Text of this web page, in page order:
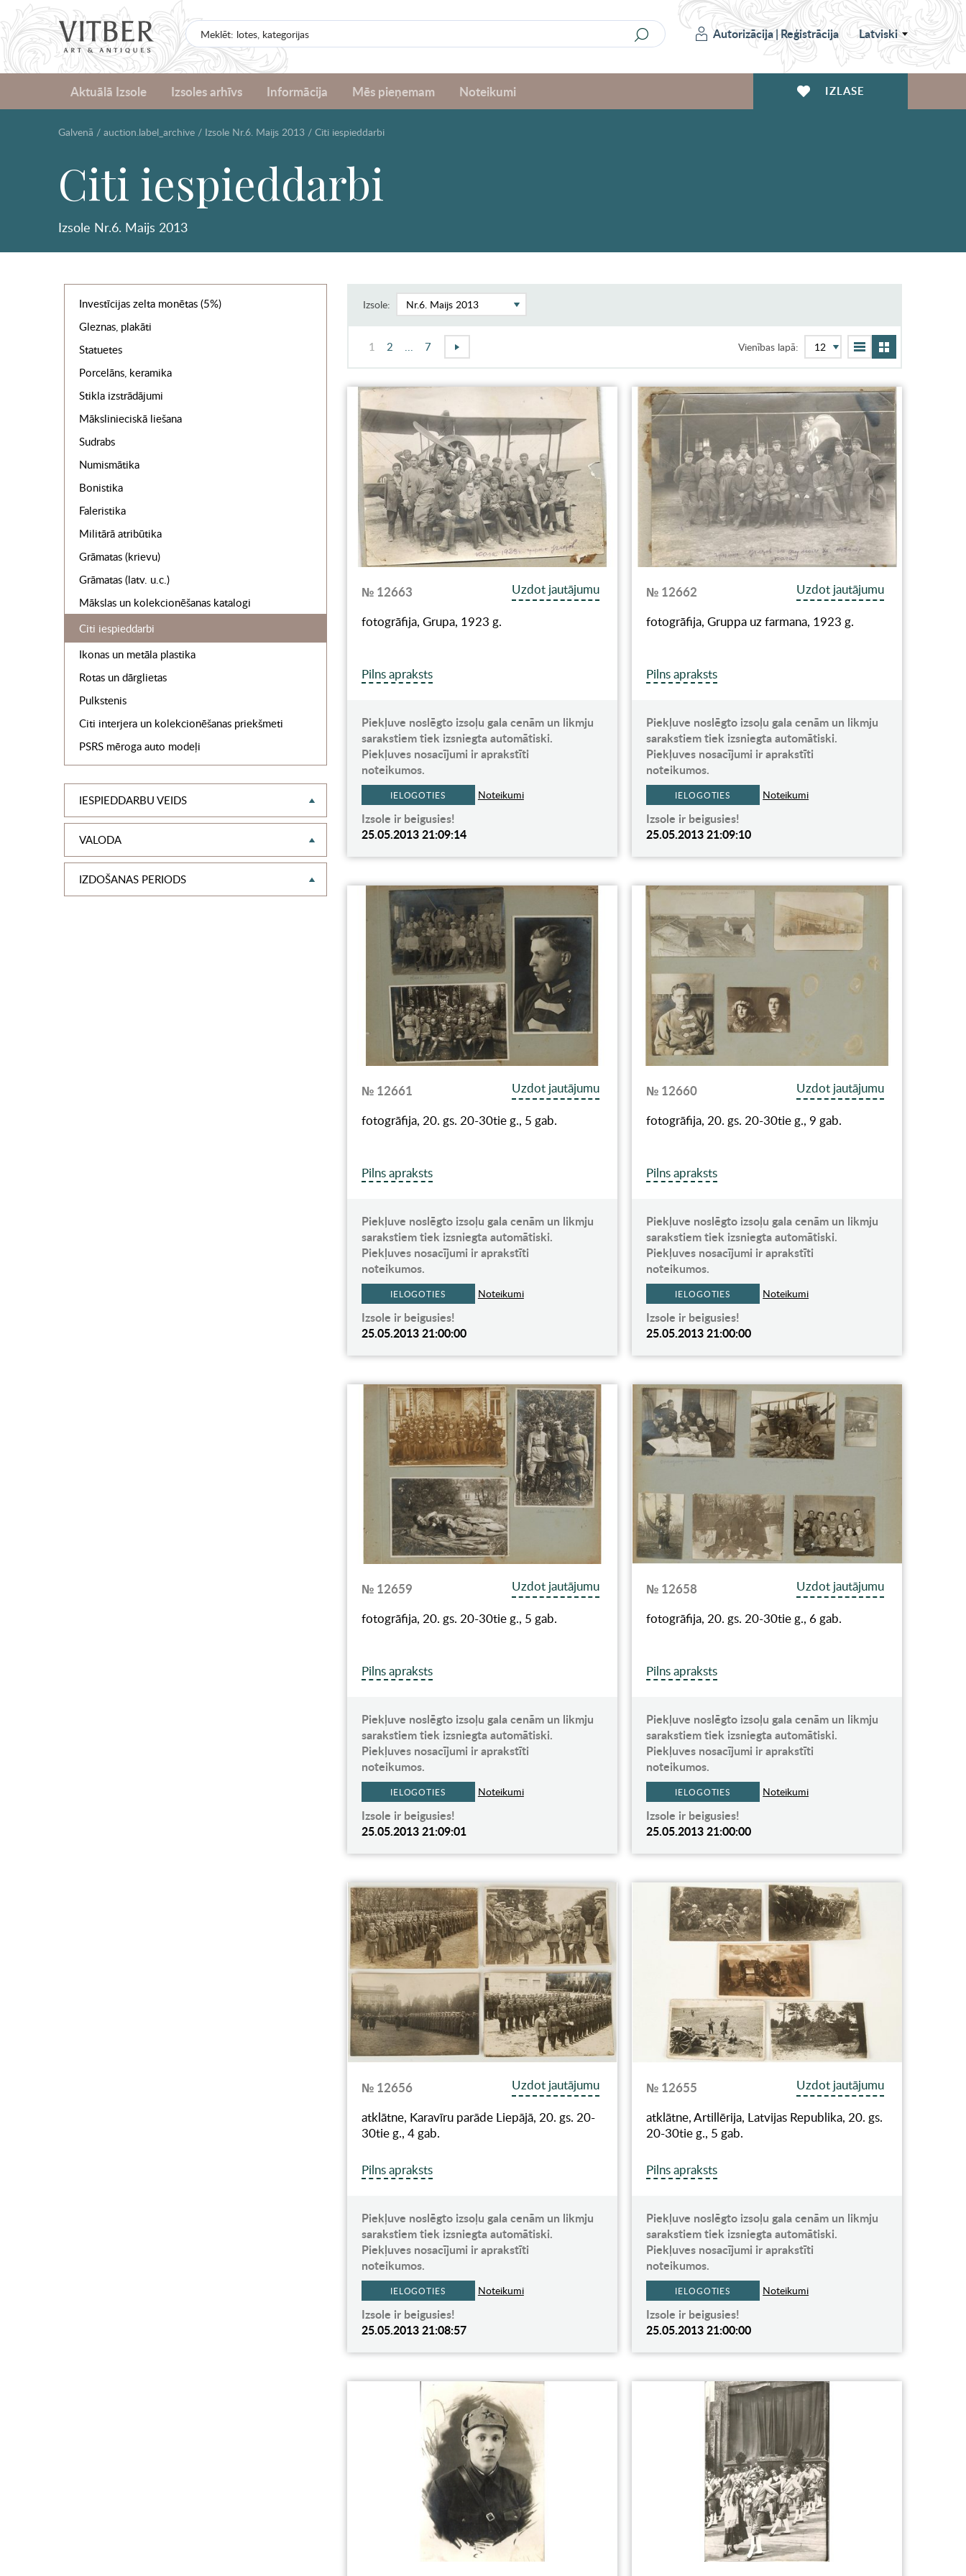
Autorizācija|Reģistrācija Latviski
Aktuālā Izsole Izsoles arhīvs Informācija Mēs pieņemam Noteikumi IZLASE
Galvenā / auction.label_archive / Izsole Nr.6. Maijs 2013 / Citi iespieddarbi
Citi iespieddarbi
Izsole Nr.6. Maijs 2013
Investīcijas zelta monētas (5%)
Gleznas, plakāti
Statuetes
Porcelāns, keramika
Stikla izstrādājumi
Mākslinieciskā liešana
Sudrabs
Numismātika
Bonistika
Faleristika
Militārā atribūtika
Grāmatas (krievu)
Grāmatas (latv. u.c.)
Mākslas un kolekcionēšanas katalogi
Citi iespieddarbi
Ikonas un metāla plastika
Rotas un dārglietas
Pulkstenis
Citi interjera un kolekcionēšanas priekšmeti
PSRS mēroga auto modeļi
IESPIEDDARBU VEIDS
VALODA
IZDOŠANAS PERIODS
Izsole:
1 2 7 Vienības lapā:
№ 12663
Uzdot jautājumu
fotogrāfija, Grupa, 1923 g.
Pilns apraksts
Piekļuve noslēgto izsoļu gala cenām un likmju
sarakstiem tiek izsniegta automātiski.
Piekļuves nosacījumi ir aprakstīti
noteikumos.
IELOGOTIES Noteikumi
Izsole ir beigusies!
25.05.2013 21:09:14
№ 12662
Uzdot jautājumu
fotogrāfija, Gruppa uz farmana, 1923 g.
Pilns apraksts
Piekļuve noslēgto izsoļu gala cenām un likmju
sarakstiem tiek izsniegta automātiski.
Piekļuves nosacījumi ir aprakstīti
noteikumos.
IELOGOTIES Noteikumi
Izsole ir beigusies!
25.05.2013 21:09:10
№ 12661
Uzdot jautājumu
fotogrāfija, 20. gs. 20-30tie g., 5 gab.
Pilns apraksts
Piekļuve noslēgto izsoļu gala cenām un likmju
sarakstiem tiek izsniegta automātiski.
Piekļuves nosacījumi ir aprakstīti
noteikumos.
IELOGOTIES Noteikumi
Izsole ir beigusies!
25.05.2013 21:00:00
№ 12660
Uzdot jautājumu
fotogrāfija, 20. gs. 20-30tie g., 9 gab.
Pilns apraksts
Piekļuve noslēgto izsoļu gala cenām un likmju
sarakstiem tiek izsniegta automātiski.
Piekļuves nosacījumi ir aprakstīti
noteikumos.
IELOGOTIES Noteikumi
Izsole ir beigusies!
25.05.2013 21:00:00
№ 12659
Uzdot jautājumu
fotogrāfija, 20. gs. 20-30tie g., 5 gab.
Pilns apraksts
Piekļuve noslēgto izsoļu gala cenām un likmju
sarakstiem tiek izsniegta automātiski.
Piekļuves nosacījumi ir aprakstīti
noteikumos.
IELOGOTIES Noteikumi
Izsole ir beigusies!
25.05.2013 21:09:01
№ 12658
Uzdot jautājumu
fotogrāfija, 20. gs. 20-30tie g., 6 gab.
Pilns apraksts
Piekļuve noslēgto izsoļu gala cenām un likmju
sarakstiem tiek izsniegta automātiski.
Piekļuves nosacījumi ir aprakstīti
noteikumos.
IELOGOTIES Noteikumi
Izsole ir beigusies!
25.05.2013 21:00:00
№ 12656
Uzdot jautājumu
atklātne, Karavīru parāde Liepājā, 20. gs. 20-
30tie g., 4 gab.
Pilns apraksts
Piekļuve noslēgto izsoļu gala cenām un likmju
sarakstiem tiek izsniegta automātiski.
Piekļuves nosacījumi ir aprakstīti
noteikumos.
IELOGOTIES Noteikumi
Izsole ir beigusies!
25.05.2013 21:08:57
№ 12655
Uzdot jautājumu
atklātne, Artillērija, Latvijas Republika, 20. gs.
20-30tie g., 5 gab.
Pilns apraksts
Piekļuve noslēgto izsoļu gala cenām un likmju
sarakstiem tiek izsniegta automātiski.
Piekļuves nosacījumi ir aprakstīti
noteikumos.
IELOGOTIES Noteikumi
Izsole ir beigusies!
25.05.2013 21:00:00